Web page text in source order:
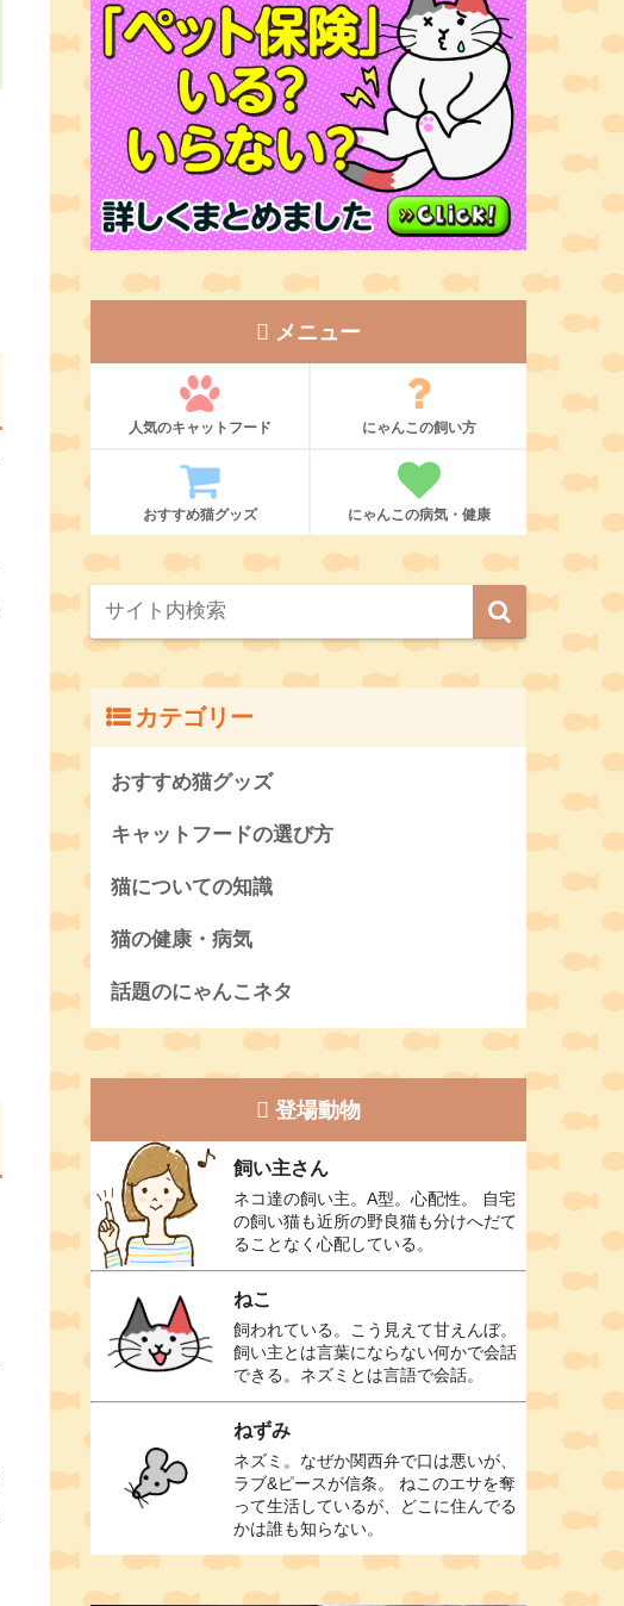
メニュー
人気のキャットフード にゃんこの飼い方
おすすめ猫グッズ にゃんこの病気・健康
カテゴリー
おすすめ猫グッズ
キャットフードの選び方
猫についての知識
猫の健康・病気
話題のにゃんこネタ
登場動物
飼い主さん
ネコ達の飼い主。A型。心配性。 自宅
の飼い猫も近所の野良猫も分けへだて
ることなく心配している。
ねこ
飼われている。こう見えて甘えんぼ。
飼い主とは言葉にならない何かで会話
できる。ネズミとは言語で会話。
ねずみ
ネズミ。なぜか関西弁で口は悪いが、
ラブ&ピースが信条。 ねこのエサを奪
って生活しているが、どこに住んでる
かは誰も知らない。